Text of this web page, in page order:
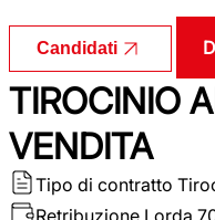
Candidati
TIROCINIO
VENDITA
Tipo di contratto
Retribuzione Lorda